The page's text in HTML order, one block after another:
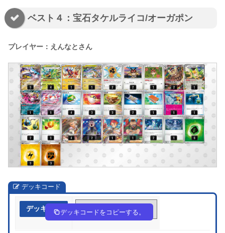
ベスト４：宝石タケルライコ/オーガポン
プレイヤー：えんなとさん
デッキコード
デッキ作成 5VF1b1-5KZTd8-VFkkvF
デッキコードをコピーする。